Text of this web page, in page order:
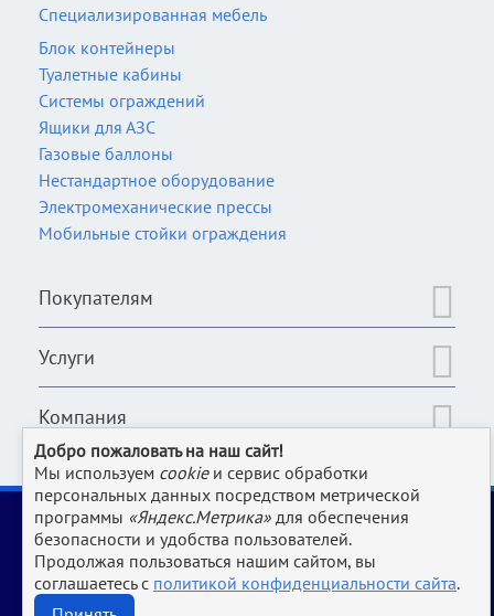
Специализированная мебель
Блок контейнеры
Туалетные кабины
Системы ограждений
Ящики для АЗС
Газовые баллоны
Нестандартное оборудование
Электромеханические прессы
Мобильные стойки ограждения
Покупателям
Услуги
Компания
2006-2026 © Оборудование для магазина, супермаркета,
кафе, бара, ресторана, столовой, прачки и клининга и пр.
производств | www.Uliss-Trade.ru
Обращаем ваше внимание на то, что данный интернет-сайт носит исключительно
информационный характер и ни при каких условиях не является публичной офертой,
Добро пожаловать на наш сайт!
Мы используем cookieи сервис обработки
персональных данных посредством метрической
программы «Яндекс.Метрика» для обеспечения
безопасности и удобства пользователей.
Продолжая пользоваться нашим сайтом, вы
соглашаетесь с политикой конфиденциальности сайта.